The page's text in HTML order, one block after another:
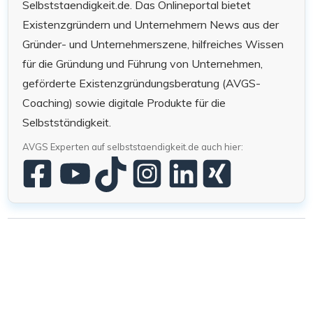
Selbststaendigkeit.de. Das Onlineportal bietet
Existenzgründern und Unternehmern News aus der
Gründer- und Unternehmerszene, hilfreiches Wissen
für die Gründung und Führung von Unternehmen,
geförderte Existenzgründungsberatung (AVGS-
Coaching) sowie digitale Produkte für die
Selbstständigkeit.
AVGS Experten auf selbststaendigkeit.de auch hier: